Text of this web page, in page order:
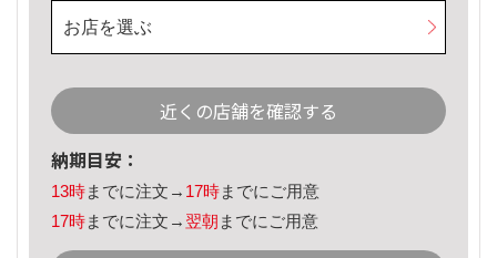
お店を選ぶ
近くの店舗を確認する
納期目安：
13時までに注文→ 17時までにご用意
17時までに注文→ 翌朝 までにご用意